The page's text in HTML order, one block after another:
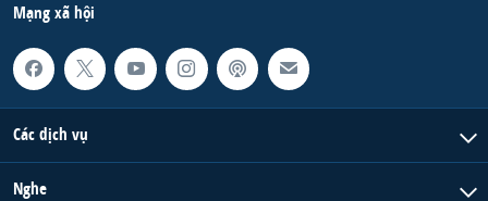
Mạng xã hội
Các dịch vụ
Nghe